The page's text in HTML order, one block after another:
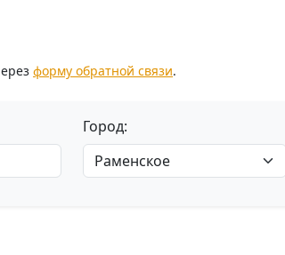
форму обратной связи.
Город: